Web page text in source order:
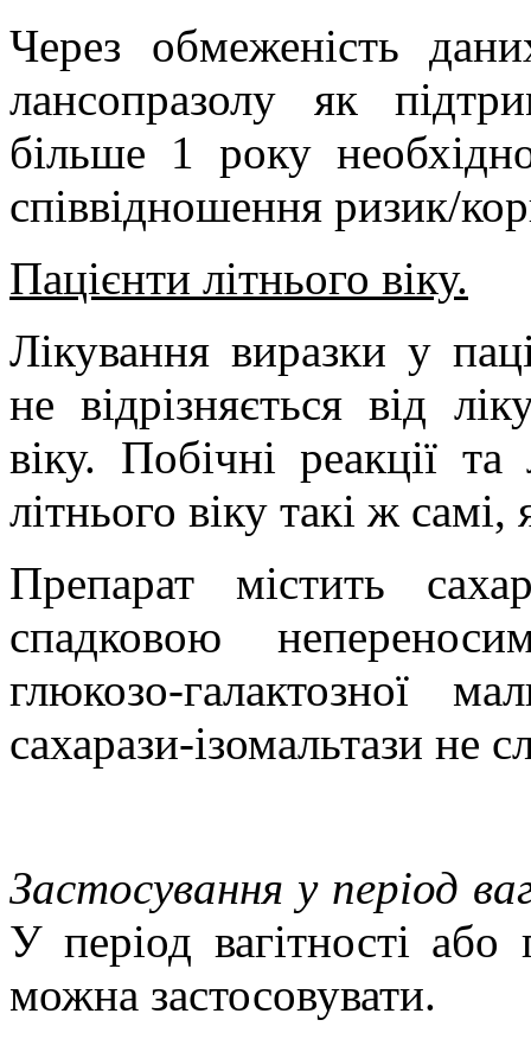
Через обмеженість
лансопразолу як
більше 1 року
співвідношення ризик/
Пацієнти літнього віку.
Лікування виразки у
не відрізняється від
віку. Побічні реакції
літнього віку такі ж
Препарат містить
спадковою
глюкозо-галактозної
сахарази-ізомальтази не
Застосування у період
У період вагітності
можна застосовувати.